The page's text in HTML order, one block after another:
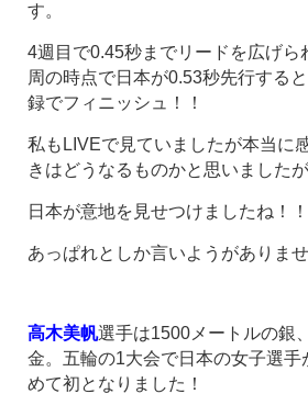
す。
4週目で0.45秒までリードを広げ
周の時点で日本が0.53秒先行する
録でフィニッシュ！！
私もLIVEで見ていましたが本当に
きはどうなるものかと思いましたが
日本が意地を見せつけましたね！！
あっぱれとしか言いようがありませ
高木美帆選手は1500メートルの銀
金。五輪の1大会で日本の女子選
めて初となりました！